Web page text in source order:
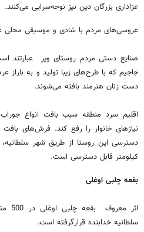
عزاداری بزرگان دین نیز نوحه‌سرایی می‌کنند.
عروسی‌های مردم با شادی و موسیقی محلی
صنایع دستی مردم روستای ویر عبارتند
جاجیم که با طرح‌های زیبا تولید و به
دست زنان هنرمند بافته می‌شوند.
اقلیم سرد منطقه سبب بافت انواع
نیازهای خانوار را رفع کند. فرش‌های
کیلومتر قابل دسترسی است.
بقعه چلبی اوغلی
سلطانیه خدابنده قرارگرفته است.